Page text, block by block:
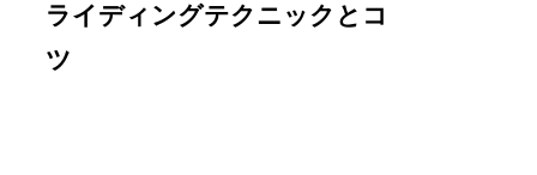
ライディングテクニックとコ
ツ